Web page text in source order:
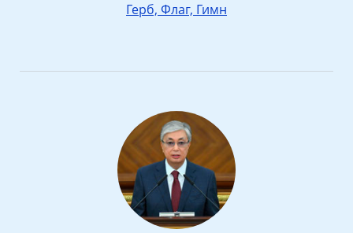
Герб, Флаг, Гимн